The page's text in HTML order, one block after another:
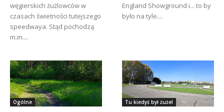
węgierskich żużlowców w
czasach świetności tutejszego
speedwaya. Stąd pochodzą
m.in....
England Showground i... to by
było na tyle....
Ogólne Tu kiedyś był żużel